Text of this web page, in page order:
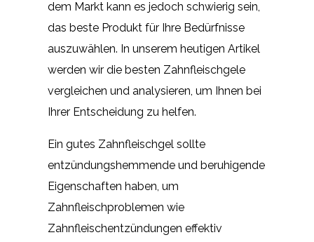
dem Markt kann es jedoch schwierig sein,
das beste Produkt für Ihre Bedürfnisse
auszuwählen. In unserem heutigen Artikel
werden wir die besten Zahnfleischgele
vergleichen und analysieren, um Ihnen bei
Ihrer Entscheidung zu helfen.
Ein gutes Zahnfleischgel sollte
entzündungshemmende und beruhigende
Eigenschaften haben, um
Zahnfleischproblemen wie
Zahnfleischentzündungen effektiv